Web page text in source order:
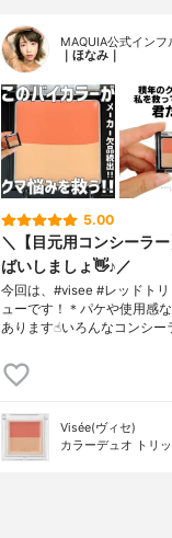
MAQUIA公式イン
｜ほなみ｜
5.00
＼【目元用コンシーラ
ばいしましょ👋♪／
今回は、#visee #レッドト
ューです！＊パケや使用感
あります☝︎いろんなコンシ
Visée(ヴィセ)
カラーデュオ トリ